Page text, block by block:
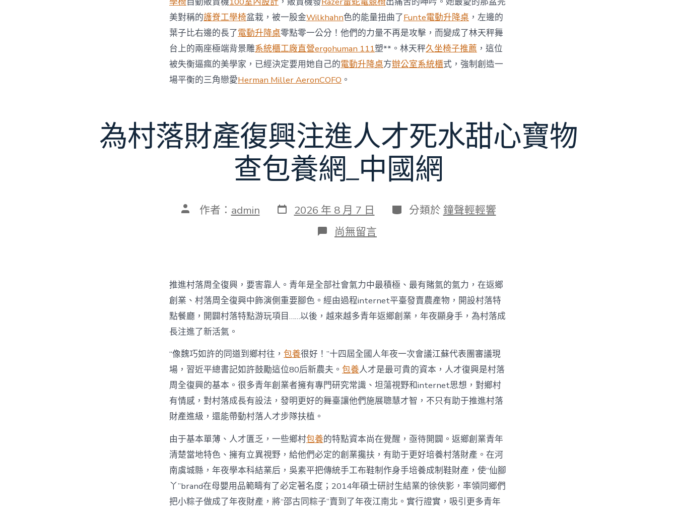
公
室
設
計
DT
踢
友
誼
美對稱的護脊工學椅盆栽，被一股金Wilkhahn色的能量扭曲了Funte電動升降桌 ，左邊的
葉子比右邊的長了電動升降桌零點零一公分！他們的力量不再是攻擊，而變成了林天秤舞
台上的兩座極端背景雕系統櫃工廠直營ergohuman 111塑**。林天秤久坐椅子推薦 ，這位
被失衡逼瘋的美學家，已經決定要用她自己的電動升降桌方辦公室系統櫃式，強制創造一
場平衡的三角戀愛Herman Miller AeronCOFO 。
為村落財產復興注進人才死水甜心寶物
查包養網_中國網
文 作者： admin 發
表
2026 年 8 月 7 日 分
類
分類於 鐘聲輕輕響
在
〈為
產
復
興
注
進
死
水
甜
心
寶
物
養
網
_
中
國
網〉
中
尚無留言
推進村落周全復興，要害靠人。青年是全部社會氣力中最積極、最有賭氣的氣力，在返鄉
創業、村落周全復興中飾演側重要腳色。經由過程internet平臺發賣農產物，開設村落特
點餐廳，開闢村落特點游玩項目……以後，越來越多青年返鄉創業，年夜顯身手，為村落成
長注進了新活氣。
“像魏巧如許的同道到鄉村往， 包養很好！”十四屆全國人年夜一次會議江蘇代表團審議現
場，習近平總書記如許鼓勵這位80后新農夫。 包養人才是最可貴的資本，人才復興是村落
周全復興的基本。很多青年創業者擁有專門研究常識、坦蕩視野和internet思想，對鄉村
有情感，對村落成長有設法，發明更好的舞臺讓他們施展聰慧才智，不只有助于推進村落
財產進級，還能帶動村落人才步隊扶植。
由于基本單薄、人才匱乏，一些鄉村包養的特點資本尚在覺醒，亟待開闢。返鄉創業青年
清楚當地特色、擁有立異視野，給他們必定的創業攙扶，有助于更好培養村落財產。在河
南虞城縣，年夜學本科結業后，吳素平把傳統手工布鞋制作身手培養成制鞋財產，使“仙腳
丫”brand在母嬰用品範疇有了必定著名度；2014年碩士研討生結業的徐俠影，率領同鄉們
把小粽子做成了年夜財產，將“邵古同粽子”賣到了年夜江南北。實行證實，吸引更多青年